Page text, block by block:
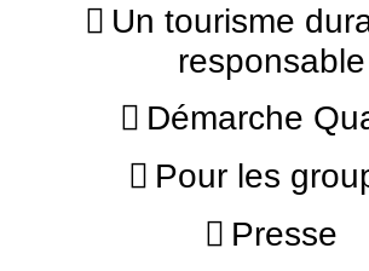
Un tourisme
responsable
Démarche
Pour les
Presse